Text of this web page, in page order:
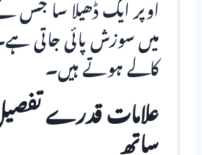
اوپر ایک ڈھیلا سا جس
میں سوزش پائی جاتی
کالے ہوتے ہیں۔
علامات قدرے
ساتھ